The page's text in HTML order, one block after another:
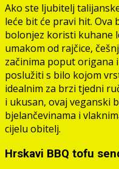
Ako ste ljubitelj
leće bit će pravi hit. Ova
bolonjez koristi kuhane
umakom od rajčice,
začinima poput origana
poslužiti s bilo kojom
idealnim za brzi tjedni
i ukusan, ovaj veganski
bjelančevinama i
cijelu obitelj.
Hrskavi BBQ tofu